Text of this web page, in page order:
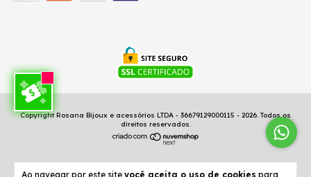
Ao navegar por este site você aceita o uso de cookies para
Copyright Rosana Bijoux e acessórios LTDA - 36679129000115 - 2026. Todos os
direitos reservados.